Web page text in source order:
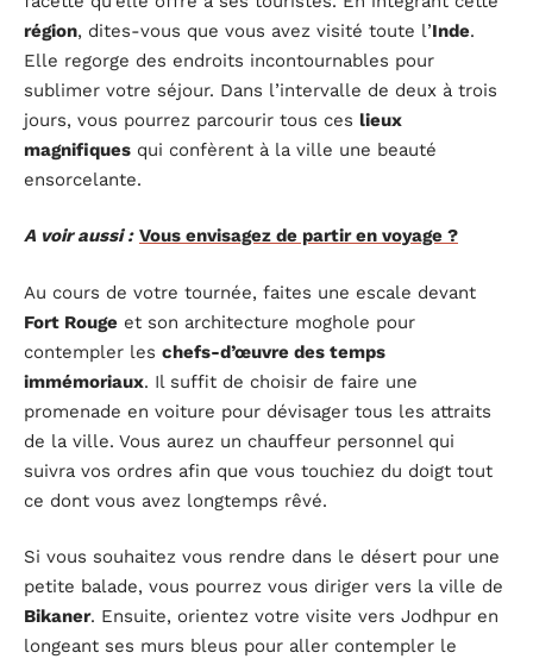
région, dites-vous que vous avez visité toute l’Inde.
Elle regorge des endroits incontournables pour
sublimer votre séjour. Dans l’intervalle de deux à trois
jours, vous pourrez parcourir tous ces lieux
magnifiques qui confèrent à la ville une beauté
ensorcelante.
A voir aussi : Vous envisagez de partir en voyage ?
Au cours de votre tournée, faites une escale devant
Fort Rouge et son architecture moghole pour
contempler les chefs-d’œuvre des temps
immémoriaux. Il suffit de choisir de faire une
promenade en voiture pour dévisager tous les attraits
de la ville. Vous aurez un chauffeur personnel qui
suivra vos ordres afin que vous touchiez du doigt tout
ce dont vous avez longtemps rêvé.
Si vous souhaitez vous rendre dans le désert pour une
petite balade, vous pourrez vous diriger vers la ville de
Bikaner. Ensuite, orientez votre visite vers Jodhpur en
longeant ses murs bleus pour aller contempler le